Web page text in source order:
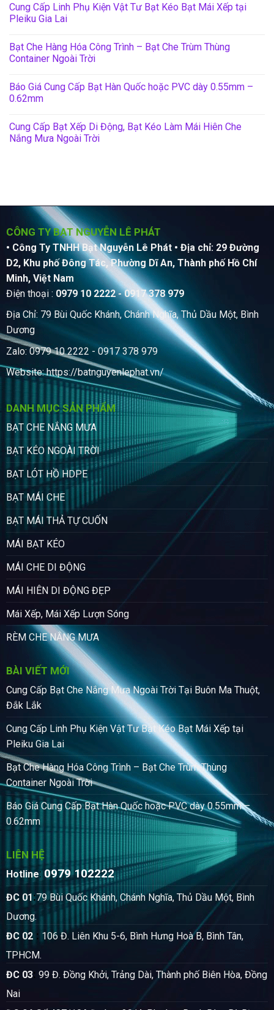
Cung Cấp Linh Phụ Kiện Vật Tư Bạt Kéo Bạt Mái Xếp tại
Pleiku Gia Lai
Bạt Che Hàng Hóa Công Trình – Bạt Che Trùm Thùng
Container Ngoài Trời
Báo Giá Cung Cấp Bạt Hàn Quốc hoặc PVC dày 0.55mm –
0.62mm
Cung Cấp Bạt Xếp Di Động, Bạt Kéo Làm Mái Hiên Che
Nắng Mưa Ngoài Trời
CÔNG TY BẠT NGUYỄN LÊ PHÁT
• Công Ty TNHH Bạt Nguyễn Lê Phát • Địa chỉ: 29 Đường
D2, Khu phố Đông Tác, Phường Dĩ An, Thành phố Hồ Chí
Minh, Việt Nam
Điện thoại : 0979 10 2222 - 0917 378 979
Địa Chỉ: 79 Bùi Quốc Khánh, Chánh Nghĩa, Thủ Dầu Một, Bình
Dương
Zalo: 0979 10 2222 - 0917 378 979
Website:https://batnguyenlephat.vn/
DANH MỤC SẢN PHẨM
BẠT CHE NẮNG MƯA
BẠT KÉO NGOÀI TRỜI
BẠT LÓT HỒ HDPE
BẠT MÁI CHE
BẠT MÁI THẢ TỰ CUỐN
MÁI BẠT KÉO
MÁI CHE DI ĐỘNG
MÁI HIÊN DI ĐỘNG ĐẸP
Mái Xếp, Mái Xếp Lượn Sóng
RÈM CHE NẮNG MƯA
BÀI VIẾT MỚI
Cung Cấp Bạt Che Nắng Mưa Ngoài Trời Tại Buôn Ma Thuột,
Đắk Lắk
Cung Cấp Linh Phụ Kiện Vật Tư Bạt Kéo Bạt Mái Xếp tại
Pleiku Gia Lai
Bạt Che Hàng Hóa Công Trình – Bạt Che Trùm Thùng
Container Ngoài Trời
Báo Giá Cung Cấp Bạt Hàn Quốc hoặc PVC dày 0.55mm –
0.62mm
LIÊN HỆ
Hotline: 0979 102222
ĐC 01:79 Bùi Quốc Khánh, Chánh Nghĩa, Thủ Dầu Một, Bình
Dương.
ĐC 02: 106 Đ. Liên Khu 5-6, Bình Hưng Hoà B, Bình Tân,
TPHCM.
ĐC 03: 99 Đ. Đồng Khởi, Trảng Dài, Thành phố Biên Hòa, Đồng
Nai